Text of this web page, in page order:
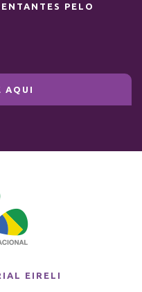
PELO
AQUI
EIRELI